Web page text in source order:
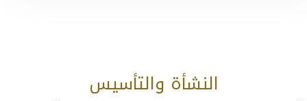
النشأة والتأسيس​